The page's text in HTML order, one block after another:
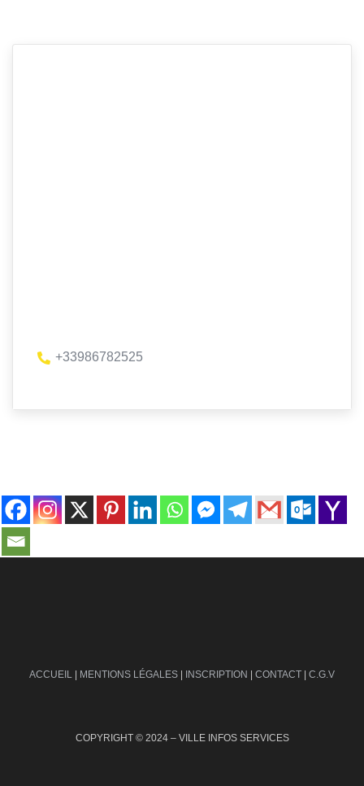
+33986782525
ACCUEIL | MENTIONS LÉGALES | INSCRIPTION | CONTACT | C.G.V
COPYRIGHT © 2024 – VILLE INFOS SERVICES